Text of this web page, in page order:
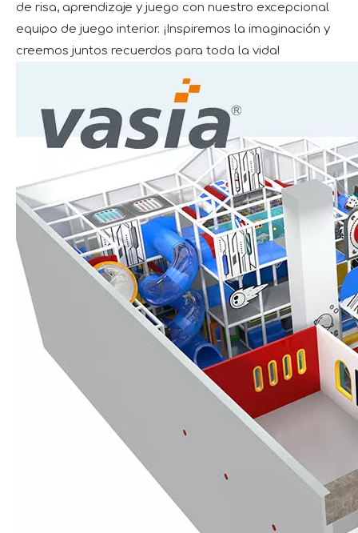
de risa, aprendizaje y juego con nuestro excepcional
equipo de juego interior. ¡Inspiremos la imaginación y
creemos juntos recuerdos para toda la vida!